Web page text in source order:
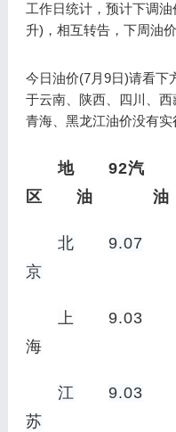
工作日统计，预计下调
升)，相互转告，下周油
今日油价(7月9日)请看下
于云南、陕西、四川、西
青海、黑龙江油价没有实
地
区
92汽
油
油
北
京
9.07
上
海
9.03
江
苏
9.03